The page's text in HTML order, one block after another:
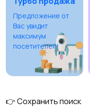
Оргтехника и
расходники
Предложение от
Вас увидит
максимум
посетителей!
👉 Сохранить поиск